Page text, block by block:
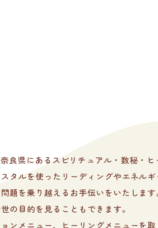
良県にあるスピリチュアル・数秘・
タルを使ったリーディングやエネル
題を乗り越えるお手伝いをいたしま
の目的を見ることもできます。
ンメニュー、ヒーリングメニューを